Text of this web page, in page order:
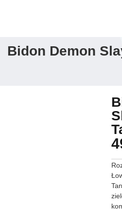
Bidon Demon